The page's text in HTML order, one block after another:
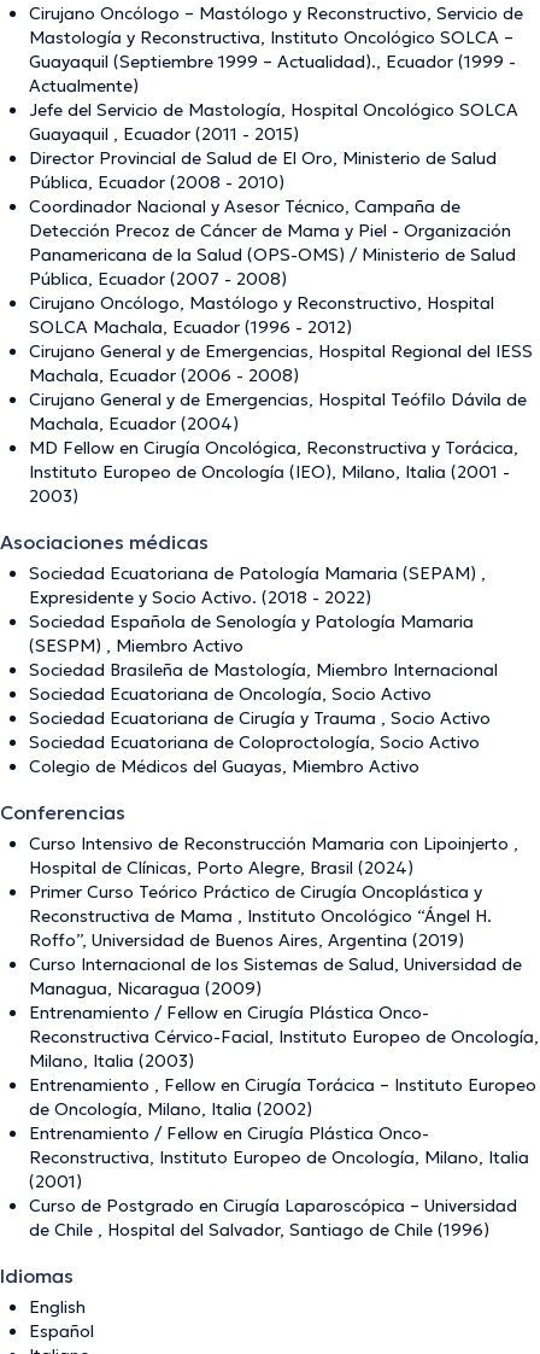
Cirujano Oncólogo – Mastólogo y Reconstructivo, Servicio de
Mastología y Reconstructiva, Instituto Oncológico SOLCA –
Guayaquil (Septiembre 1999 – Actualidad)., Ecuador (1999 -
Actualmente)
Jefe del Servicio de Mastología, Hospital Oncológico SOLCA
Guayaquil , Ecuador (2011 - 2015)
Director Provincial de Salud de El Oro, Ministerio de Salud
Pública, Ecuador (2008 - 2010)
Coordinador Nacional y Asesor Técnico, Campaña de
Detección Precoz de Cáncer de Mama y Piel - Organización
Panamericana de la Salud (OPS-OMS) / Ministerio de Salud
Pública, Ecuador (2007 - 2008)
Cirujano Oncólogo, Mastólogo y Reconstructivo, Hospital
SOLCA Machala, Ecuador (1996 - 2012)
Cirujano General y de Emergencias, Hospital Regional del IESS
Machala, Ecuador (2006 - 2008)
Cirujano General y de Emergencias, Hospital Teófilo Dávila de
Machala, Ecuador (2004)
MD Fellow en Cirugía Oncológica, Reconstructiva y Torácica,
Instituto Europeo de Oncología (IEO), Milano, Italia (2001 -
2003)
Asociaciones médicas
Sociedad Ecuatoriana de Patología Mamaria (SEPAM) ,
Expresidente y Socio Activo. (2018 - 2022)
Sociedad Española de Senología y Patología Mamaria
(SESPM) , Miembro Activo
Sociedad Brasileña de Mastología, Miembro Internacional
Sociedad Ecuatoriana de Oncología, Socio Activo
Sociedad Ecuatoriana de Cirugía y Trauma , Socio Activo
Sociedad Ecuatoriana de Coloproctología, Socio Activo
Colegio de Médicos del Guayas, Miembro Activo
Conferencias
Curso Intensivo de Reconstrucción Mamaria con Lipoinjerto ,
Hospital de Clínicas, Porto Alegre, Brasil (2024)
Primer Curso Teórico Práctico de Cirugía Oncoplástica y
Reconstructiva de Mama , Instituto Oncológico “Ángel H.
Roffo”, Universidad de Buenos Aires, Argentina (2019)
Curso Internacional de los Sistemas de Salud, Universidad de
Managua, Nicaragua (2009)
Entrenamiento / Fellow en Cirugía Plástica Onco-
Reconstructiva Cérvico-Facial, Instituto Europeo de Oncología,
Milano, Italia (2003)
Entrenamiento , Fellow en Cirugía Torácica – Instituto Europeo
de Oncología, Milano, Italia (2002)
Entrenamiento / Fellow en Cirugía Plástica Onco-
Reconstructiva, Instituto Europeo de Oncología, Milano, Italia
(2001)
Curso de Postgrado en Cirugía Laparoscópica – Universidad
de Chile , Hospital del Salvador, Santiago de Chile (1996)
Idiomas
English
Español